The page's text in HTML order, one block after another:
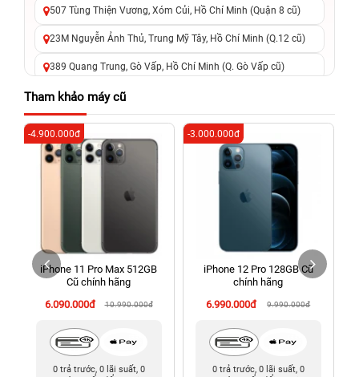
507 Tùng Thiện Vương, Xóm Củi, Hồ Chí Minh (Quận 8 cũ)
23M Nguyễn Ảnh Thủ, Trung Mỹ Tây, Hồ Chí Minh (Q.12 cũ)
389 Quang Trung, Gò Vấp, Hồ Chí Minh (Q. Gò Vấp cũ)
625 - 625A Âu Cơ, Tân Phú, Hồ Chí Minh (Quận Tân Phú cũ)
326 Lê Văn Việt, Tăng Nhơn Phú, Hồ Chí Minh (Q.9 TP. Thủ
Đức cũ)
256 Võ Văn Ngân, Thủ Đức, Hồ Chí Minh (Bình Thọ, TP. Thủ
Đức Cũ)
70 Nguyễn An Ninh, Dĩ An, Hồ Chí Minh (Bình Dương Cũ)
24h Vũng Tàu: 162A Ba Cu, Vũng Tàu, Hồ Chí Minh (TP. Vũng
Tàu cũ)
198 Hoàng Văn Thụ, Tân Sơn Nhất, Hồ Chí Minh (Tân Bình
Tham khảo máy cũ
iPhone 11 Pro Max 512GB
Cũ chính hãng
6.090.000đ
10.990.000đ
-4.900.000đ
0 trả trước, 0 lãi suất, 0
iPhone 12 Pro 128GB Cũ
chính hãng
6.990.000đ
9.990.000đ
-3.000.000đ
0 trả trước, 0 lãi suất, 0